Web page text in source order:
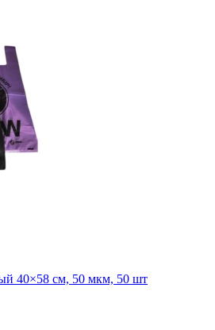
40×58 см, 50 мкм, 50 шт